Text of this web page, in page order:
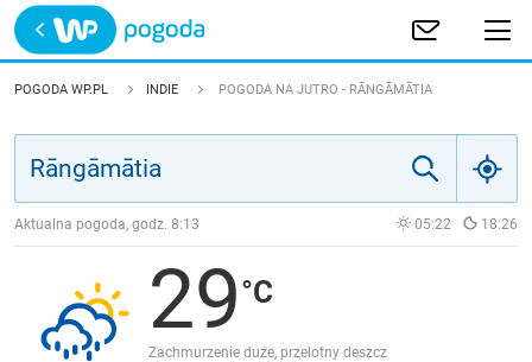
Trwa ładowanie
POLSKA
JAKOŚĆ POWIETRZA
POGODA WP.PL INDIE POGODA NA JUTRO - RĀNGĀMĀTIA
Aktualna pogoda, godz. 8:13 05:22 18:26
29
Zachmurzenie duże, przelotny deszcz